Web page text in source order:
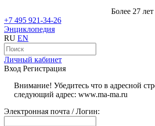
Более 27
+7 495 921-34-26
Энциклопедия
RU EN
Личный кабинет
Вход Регистрация
Внимание! Убедитесь что в адресной
следующий адрес: www.ma-ma.ru
Электронная почта / Логин: